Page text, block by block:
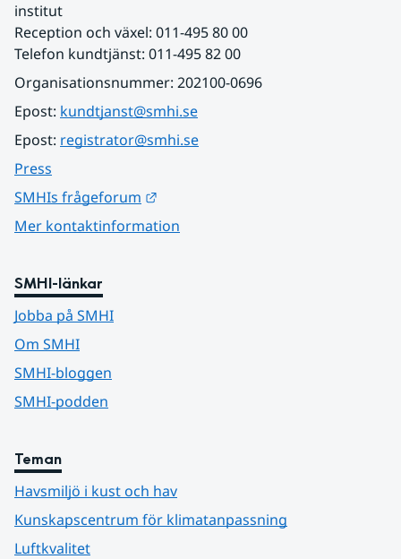
institut
Reception och växel: 011-495 80 00
Telefon kundtjänst: 011-495 82 00
Organisationsnummer: 202100-0696
Epost: kundtjanst@smhi.se
Epost: registrator@smhi.se
Press
SMHIs frågeforum
Mer kontaktinformation
SMHI-länkar
Jobba på SMHI
Om SMHI
SMHI-bloggen
SMHI-podden
Teman
Havsmiljö i kust och hav
Kunskapscentrum för klimatanpassning
Luftkvalitet